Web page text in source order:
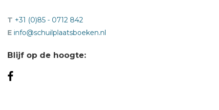
T +31 (0)85 - 0712 842
E info@schuilplaatsboeken.nl
Blijf op de hoogte: